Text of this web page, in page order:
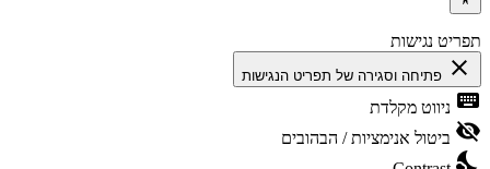
נגישות
פתיחה וסגירה של תפריט הנגישות
ניווט מקלדת
ביטול אנימציות / הבהובים